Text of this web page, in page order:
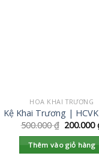
HOA KHAI TRƯƠNG
Kệ Khai Trương |
500.000₫ 200.000
Thêm vào giỏ hàng